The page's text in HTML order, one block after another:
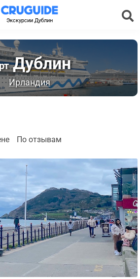
Экскурсии Дублин
Дублин
Ирландия
По отзывам